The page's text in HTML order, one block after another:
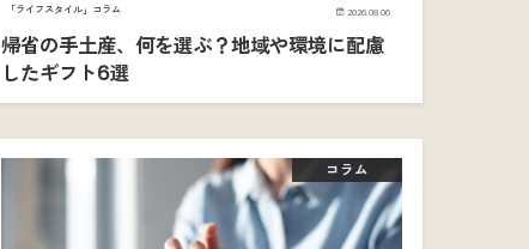
「ライフスタイル」コラム 2026.08.06
帰省の手土産、何を選ぶ？地域や環境に配慮
したギフト6選
コラム